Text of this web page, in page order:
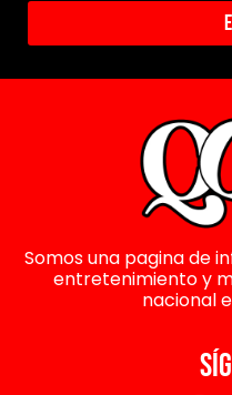
Somos una pagina de
entretenimiento y
nacional